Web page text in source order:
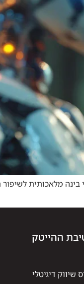
ההייטק
שיווק דיגיטלי